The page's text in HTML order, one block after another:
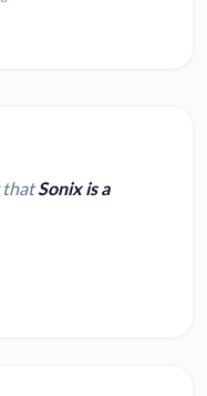
thatSonix is a